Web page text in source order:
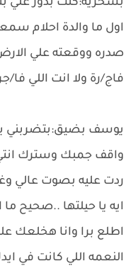
بسخريه:كنت بدور علي
اول ما والدة احلام
صدره ووقعته علي
فاج/رة ولا انت اللي فا/
يوسف بضيق:بتضربني يا
واقف جمبك وسترك
ردت عليه بصوت عالي
ايه يا حيلتها ..صحيح
اطلع برا وانا هخلعك
النعمه اللي كانت في